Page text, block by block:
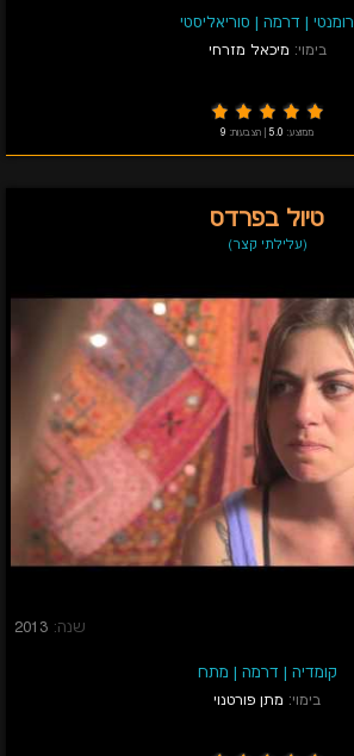
רומנטי | דרמה | סוריאליסטי
בימוי: מיכאל מזרחי
ממוצע: 5.0 הצבעות: 9
טיול בפרדס
(עלילתי קצר)
שנה: 2013
קומדיה | דרמה | מתח
בימוי: מתן פורטנוי